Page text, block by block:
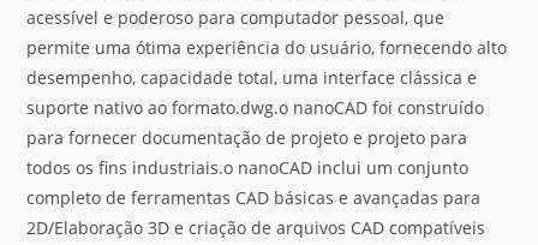
acessível e poderoso para computador pessoal, que
permite uma ótima experiência do usuário, fornecendo alto
desempenho, capacidade total, uma interface clássica e
suporte nativo ao formato.dwg.o nanoCAD foi construído
para fornecer documentação de projeto e projeto para
todos os fins industriais.o nanoCAD inclui um conjunto
completo de ferramentas CAD básicas e avançadas para
2D/Elaboração 3D e criação de arquivos CAD compatíveis